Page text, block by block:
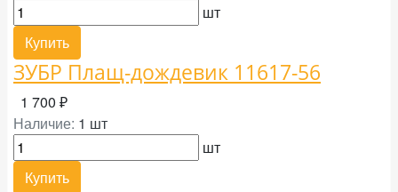
шт
Купить
ЗУБР Плащ-дождевик 11617-56
1 700 ₽
Наличие: 1 шт
шт
Купить